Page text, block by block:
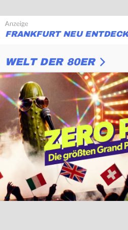
FRANKFURT NEU
WELT DER 80ER